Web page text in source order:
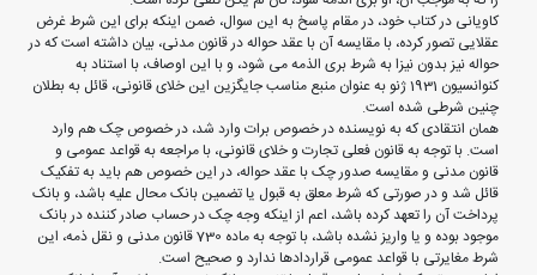
کاویانی در کتاب خود، در مقام پاسخ به این سوال، ضمن اینکه برای این شرط غرض
عقلایی تصور کرده، با مقایسه آن با عقد حواله در قانون مدنی، بیان داشته است که در
حواله نیز بدون نیزا به شرط بری الذمه می شود، و با این اوصاف، با استناد به
کنوانسیون 1931 ژنو به عنوان منبع مناسب جایگزین این خلای قانونی، قائل به بطلان
چنین شرطی شده است.
همان انتقادی که به نویسنده در خصوص برات وارد شد، در خصوص چک هم وارد
است. با توجه به قانون فعلی تجارت و خلای قانونی، با مراجعه به قواعد عمومی و
قانون مدنی و مقایسه صدور چک با عقد حواله، در این خصوص هم باید به تفکیک
قائل شد و در صورتی که شرط معلق به قبول یا تضمین بانک محال علیه باشد، و بانک
پرداخت آن را تعهد کرده باشد، اعم از اینکه وجه چک در حساب صادر کننده در بانک
موجود بوده و یا واریز نشده باشد، با توجه به ماده 730 قانون مدنی و نقل ذمه، این
شرط مغایرتی با قواعد عمومی قراردادها ندارد و صحیح است.